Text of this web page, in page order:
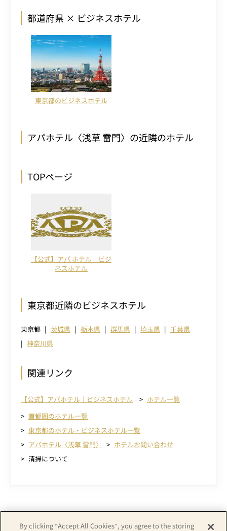
都道府県 × ビジネスホテル
東京都のビジネスホテル
アパホテル〈浅草 雷門〉の近隣のホテル
TOPページ
【公式】アパ ホテル｜ビジ
ネスホテル
東京都近隣のビジネスホテル
東京都 茨城県 栃木県 群馬県 埼玉県
千葉県
神奈川県
関連リンク
【公式】アパホテル｜ビジネスホテル
ホテル一覧
首都圏のホテル一覧
東京都のホテル・ビジネスホテル一覧
アパホテル〈浅草 雷門〉
ホテルお問い合わせ
清掃について
By clicking “Accept All Cookies”, you agree to the storing